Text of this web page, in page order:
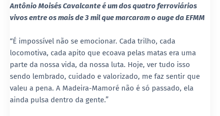
Antônio Moisés Cavalcante é um dos quatro ferroviários
vivos entre os mais de 3 mil que marcaram o auge da EFMM
“É impossível não se emocionar. Cada trilho, cada
locomotiva, cada apito que ecoava pelas matas era uma
parte da nossa vida, da nossa luta. Hoje, ver tudo isso
sendo lembrado, cuidado e valorizado, me faz sentir que
valeu a pena. A Madeira-Mamoré não é só passado, ela
ainda pulsa dentro da gente.”